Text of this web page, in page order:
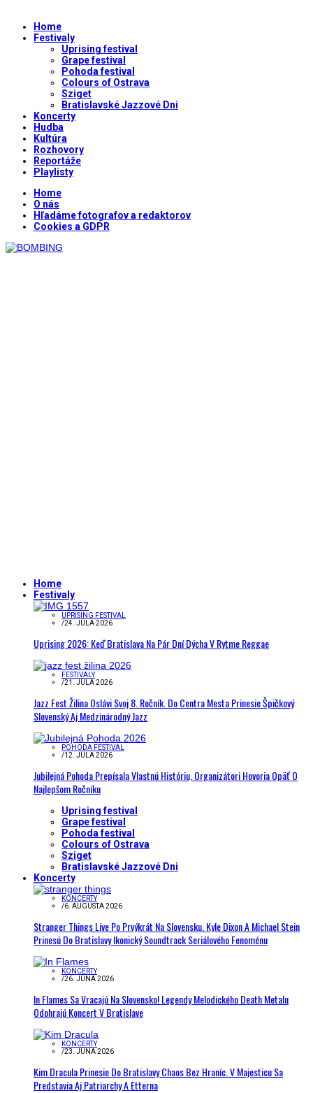
Home
Festivaly
Uprising festival
Grape festival
Pohoda festival
Colours of Ostrava
Sziget
Bratislavské Jazzové Dni
Koncerty
Hudba
Kultúra
Rozhovory
Reportáže
Playlisty
Home
O nás
Hľadáme fotografov a redaktorov
Cookies a GDPR
Home
Festivaly
UPRISING FESTIVAL
/24. JÚLA 2026
Uprising 2026: Keď Bratislava Na Pár Dní Dýcha V Rytme Reggae
FESTIVALY
/21. JÚLA 2026
Jazz Fest Žilina Oslávi Svoj 8. Ročník. Do Centra Mesta Prinesie Špičkový
Slovenský Aj Medzinárodný Jazz
POHODA FESTIVAL
/12. JÚLA 2026
Jubilejná Pohoda Prepísala Vlastnú Históriu, Organizátori Hovoria Opäť O
Najlepšom Ročníku
Uprising festival
Grape festival
Pohoda festival
Colours of Ostrava
Sziget
Bratislavské Jazzové Dni
Koncerty
KONCERTY
/6. AUGUSTA 2026
Stranger Things Live Po Prvýkrát Na Slovensku. Kyle Dixon A Michael Stein
Prinesú Do Bratislavy Ikonický Soundtrack Seriálového Fenoménu
KONCERTY
/26. JÚNA 2026
In Flames Sa Vracajú Na Slovensko! Legendy Melodického Death Metalu
Odohrajú Koncert V Bratislave
KONCERTY
/23. JÚNA 2026
Kim Dracula Prinesie Do Bratislavy Chaos Bez Hraníc. V Majesticu Sa
Predstavia Aj Patriarchy A Etterna